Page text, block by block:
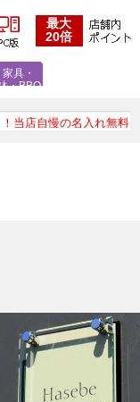
最大
20倍
家具・
・BBQ
れ無料サービスを期間